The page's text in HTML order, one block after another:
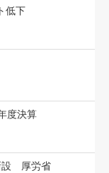
低下
度決算
設 厚労省